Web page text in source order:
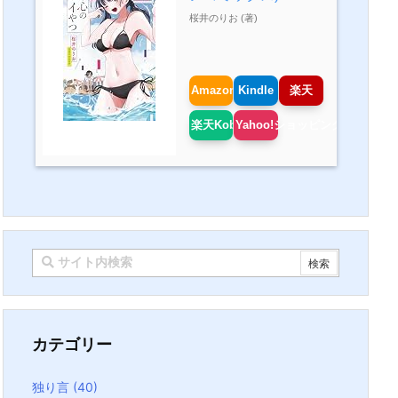
桜井のりお (著)
Amazon Kindle 楽天
楽天KoboYahoo!ショッピング
カテゴリー
独り言 (40)